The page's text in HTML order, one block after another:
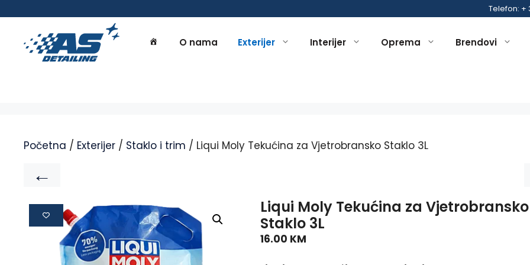
Telefon: +
O nama Exterijer Interijer Oprema Brendovi
Početna / Exterijer / Staklo i trim / Liqui Moly Tekućina za Vjetrobransko Staklo 3L
←
Liqui Moly Tekućina za Vjetrobransko
Staklo 3L
16.00 KM